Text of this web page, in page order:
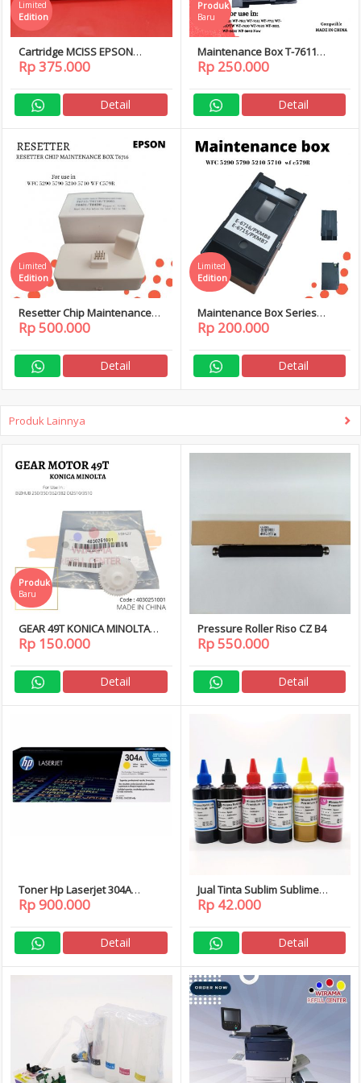
Cartridge MCISS EPSON
WorkForce Pro WF C5790 WF
C5290 5790 5290
Limited
Edition
Rp 375.000
Detail
Maintenance Box T-7611
Epson WF 7211 WF 7711
WF7771
Produk
Baru
Rp 250.000
Detail
Resetter Chip Maintenance
Box Epson T6716 WFC 5290
5790 5210 5710
Limited
Edition
Rp 500.000
Detail
Maintenance Box Series
T6716 EPSON WF C5290 5790
579R
Limited
Edition
Rp 200.000
Detail
Produk Lainnya
GEAR 49T KONICA MINOLTA
Bizhub 250 350 282 2510 3510
ORIGINAL
Produk
Baru
Rp 150.000
Detail
Pressure Roller Riso CZ B4
Rp 550.000
Detail
Toner Hp Laserjet 304A
CC532A
Rp 900.000
Detail
Jual Tinta Sublim Sublime
Epson Premium Low Price!
Rp 42.000
Detail